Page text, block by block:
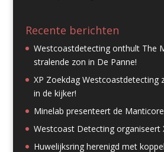
Recente berichten
Westcoastdetecting onthult The
stralende zon in De Panne!
XP Zoekdag Westcoastdetecting
in de kijker!
Minelab presenteert de Manticore
Westcoast Detecting organiseert
Huwelijksring herenigd met